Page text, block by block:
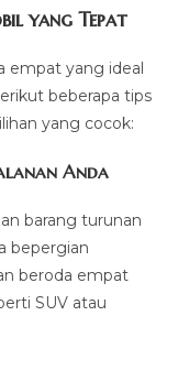
yang Tepat
empat yang ideal
beberapa tips
yang cocok:
Anda
barang turunan
bepergian
beroda empat
SUV atau